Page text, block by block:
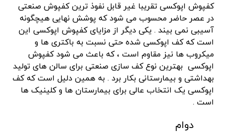
کفپوش اپوکسی تقریبا غیر قابل نفوذ ترین کفپوش صنعتی
در عصر حاضر محسوب می شود که پوشش نهایی هیچگونه
آسیبی نمی بیند . یکی دیگر از مزایای کفپوش اپوکسی این
است که کف اپوکسی شده حتی نسبت به باکتری ها و
میکروب ها نیز مقاوم است ، که باعث می شود کفپوش
اپوکسی بهترین نوع کف سازی صنعتی برای سالن های تولید
بهداشتی و بیمارستانی بکار برد . به همین دلیل است که کف
اپوکسی یک انتخاب عالی برای بیمارستان ها و کلینیک ها
است .
دوام